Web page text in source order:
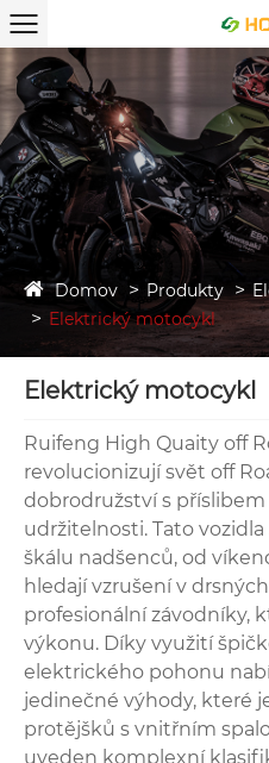
Domov Produkty
Elektrický motocykl
Elektrický motocykl
Ruifeng High Quaity off
revolucionizují svět off
dobrodružství s
udržitelnosti. Tato
škálu nadšenců, od
hledají vzrušení v
profesionální závodníky,
výkonu. Díky využití
elektrického pohonu
jedinečné výhody, které
protějšků s vnitřním
uveden komplexní